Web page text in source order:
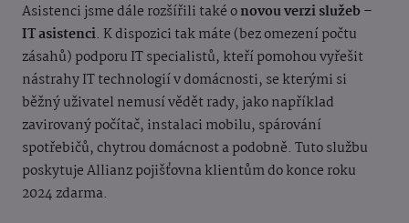
Asistenci jsme dále rozšířili také onovou verzi služeb –
IT asistenci. K dispozici tak máte (bez omezení počtu
zásahů) podporu IT specialistů, kteří pomohou vyřešit
nástrahy IT technologií v domácnosti, se kterými si
běžný uživatel nemusí vědět rady, jako například
zavirovaný počítač, instalaci mobilu, spárování
spotřebičů, chytrou domácnost a podobně. Tuto službu
poskytuje Allianz pojišťovna klientům do konce roku
2024 zdarma.